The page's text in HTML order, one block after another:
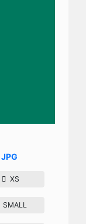
JPG
XS
SMALL